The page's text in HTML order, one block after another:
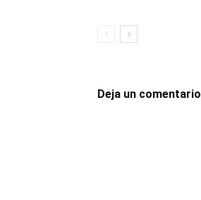
Deja un comentario